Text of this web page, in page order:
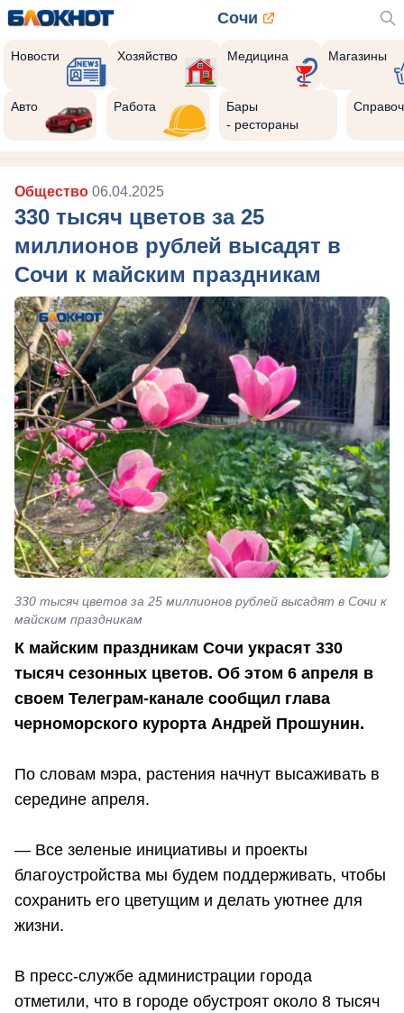
Сочи
Новости Хозяйство Медицина Магазины
Авто Работа
Бары
- рестораны
Общество 06.04.2025
330 тысяч цветов за 25
миллионов рублей высадят в
Сочи к майским праздникам
330 тысяч цветов за 25 миллионов рублей высадят в Сочи к
майским праздникам
К майским праздникам Сочи украсят 330
тысяч сезонных цветов. Об этом 6 апреля в
своем Телеграм-канале сообщил глава
черноморского курорта Андрей Прошунин.
По словам мэра, растения начнут высаживать в
середине апреля.
— Все зеленые инициативы и проекты
благоустройства мы будем поддерживать, чтобы
сохранить его цветущим и делать уютнее для
жизни.
В пресс-службе администрации города
отметили, что в городе обустроят около 8 тысяч